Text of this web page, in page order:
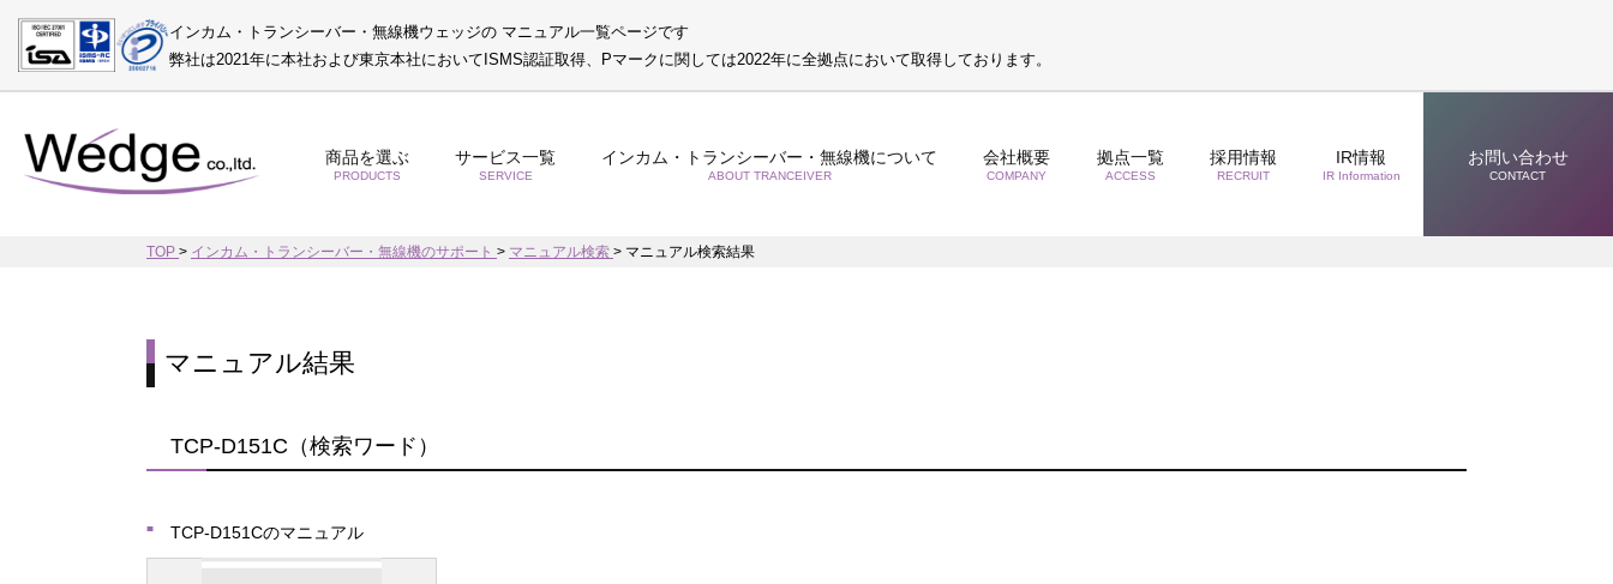
インカム・トランシーバー・無線機ウェッジの マニュアル一覧ページです
弊社は2021年に本社および東京本社においてISMS認証取得、Pマークに関しては2022年に全拠点において取得しております。
商品を選ぶ
PRODUCTS
サービス一覧
SERVICE
インカム・トランシーバー・無線機について
ABOUT TRANCEIVER
会社概要
COMPANY
拠点一覧
ACCESS
採用情報
RECRUIT
IR情報
IR Information
お問い合わせ
CONTACT
TOP > インカム・トランシーバー・無線機のサポート > マニュアル検索 > マニュアル検索結果
マニュアル結果
TCP-D151C（検索ワード）
TCP-D151Cのマニュアル